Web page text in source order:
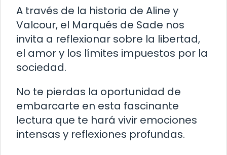
A través de la historia de Aline y
Valcour, el Marqués de Sade nos
invita a reflexionar sobre la libertad,
el amor y los límites impuestos por la
sociedad.
No te pierdas la oportunidad de
embarcarte en esta fascinante
lectura que te hará vivir emociones
intensas y reflexiones profundas.